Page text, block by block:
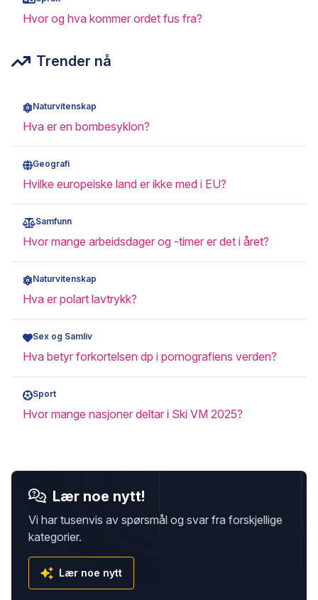
Hvor og hva kommer ordet fus fra?
Trender nå
Naturvitenskap
Hva er en bombesyklon?
Geografi
Hvilke europeiske land er ikke med i EU?
Samfunn
Hvor mange arbeidsdager og -timer er det i året?
Naturvitenskap
Hva er polart lavtrykk?
Sex og Samliv
Hva betyr forkortelsen dp i pornografiens verden?
Sport
Hvor mange nasjoner deltar i Ski VM 2025?
Lær noe nytt!
Vi har tusenvis av spørsmål og svar fra forskjellige
kategorier.
Lær noe nytt